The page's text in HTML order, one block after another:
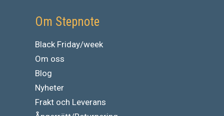
Om Stepnote
Black Friday/week
Om oss
Blog
Nyheter
Frakt och Leverans